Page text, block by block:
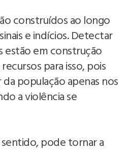
construídos ao longo
e indícios. Detectar
estão em construção
para isso, pois
população apenas nos
a violência se
pode tornar a